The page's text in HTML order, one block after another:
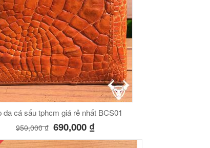
da cá sấu tphcm giá rẻ nhất BCS01
950,000₫ 690,000 ₫